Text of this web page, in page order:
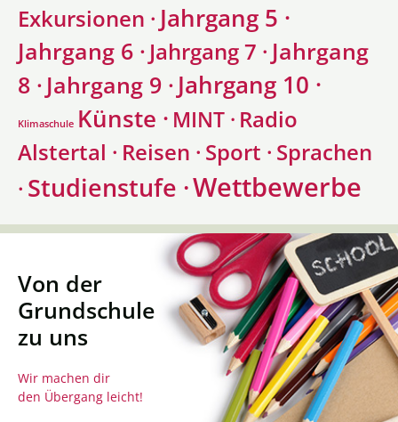
Exkursionen · Jahrgang 5 ·
Jahrgang 6 · Jahrgang 7 · Jahrgang
8 · Jahrgang 9 · Jahrgang 10 ·
Klimaschule Künste · MINT · Radio
Alstertal · Reisen · Sport · Sprachen
· Studienstufe ·Wettbewerbe
Von der
Grundschule
zu uns
Wir machen dir
den Übergang leicht!